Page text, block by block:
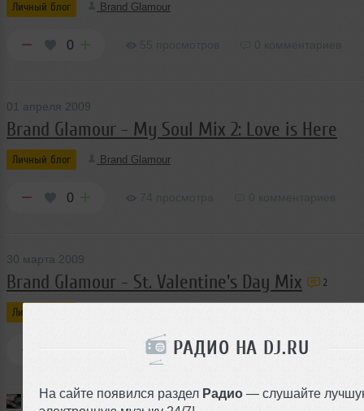
РАДИО НА DJ.RU
На сайте появился раздел Радио — слушайте
Личный блог Brand Glamour
0
01 апреля 2009
Brand Glamour - My Soul Mix 2: Love is Here
Личный блог Brand Glamour
0
30 марта 2009
Brand Glamour - St. Valentine's Day Mix 2
Личный блог
66 просмотров 2 комментария
Модератор 31 марта 2009: сенкс